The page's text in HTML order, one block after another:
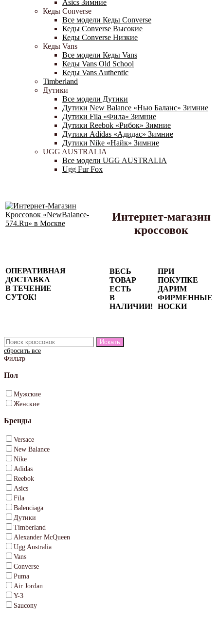
Asics Зимние
Кеды Converse
Все модели Кеды Converse
Кеды Converse Высокие
Кеды Converse Низкие
Кеды Vans
Все модели Кеды Vans
Кеды Vans Old School
Кеды Vans Authentic
Timberland
Дутики
Все модели Дутики
Дутики New Balance «Нью Баланс» Зимние
Дутики Fila «Фила» Зимние
Дутики Reebok «Рибок» Зимние
Дутики Adidas «Адидас» Зимние
Дутики Nike «Найк» Зимние
UGG AUSTRALIA
Все модели UGG AUSTRALIA
Ugg Fur Fox
Интернет-магазин
кроссовок
ОПЕРАТИВНАЯ
ДОСТАВКА
В ТЕЧЕНИЕ
СУТОК!
ВЕСЬ
ТОВАР
ЕСТЬ
В
НАЛИЧИИ!
ПРИ
ПОКУПКЕ
ДАРИМ
ФИРМЕННЫЕ
НОСКИ
сбросить все
Фильтр
Пол
Мужские
Женские
Бренды
Versace
New Balance
Nike
Adidas
Reebok
Asics
Fila
Balenciaga
Дутики
Timberland
Alexander McQueen
Ugg Australia
Vans
Converse
Puma
Air Jordan
Y-3
Saucony